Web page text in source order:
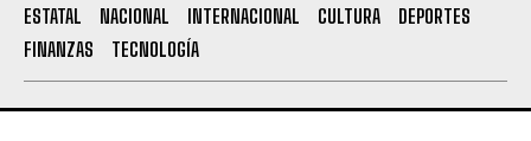
ESTATAL NACIONAL INTERNACIONAL CULTURA
DEPORTES
FINANZAS
TECNOLOGÍA